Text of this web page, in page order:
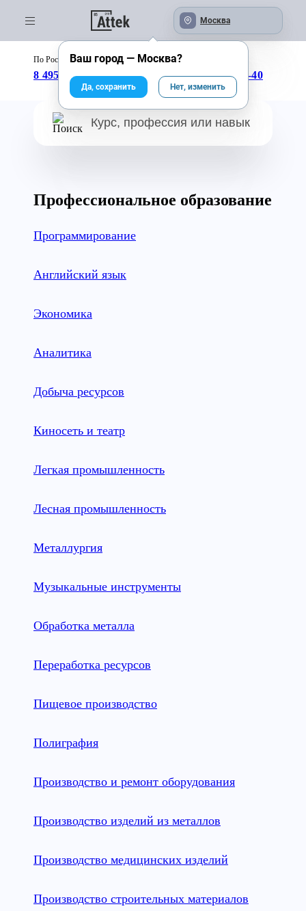
Москва
По России бесплатно:
8 495 246-04-43 8 800 333-25-40
Профессиональное образование
Программирование
Английский язык
Экономика
Аналитика
Добыча ресурсов
Киносеть и театр
Легкая промышленность
Лесная промышленность
Металлургия
Музыкальные инструменты
Обработка металла
Переработка ресурсов
Пищевое производство
Полиграфия
Производство и ремонт оборудования
Производство изделий из металлов
Производство медицинских изделий
Производство строительных материалов
Ваш город — Москва?
Да, сохранить Нет, изменить